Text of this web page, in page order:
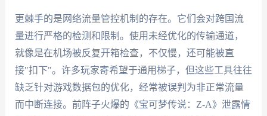
更棘手的是网络流量管控机制的存在。它们会对跨国流
量进行严格的检测和限制。使用未经优化的传输通道，
就像是在机场被反复开箱检查，不仅慢，还可能被直
接"扣下"。许多玩家寄希望于通用梯子，但这些工具往往
缺乏针对游戏数据包的优化，经常被误判为非正常流量
而中断连接。前阵子火爆的《宝可梦传说：Z-A》泄露情